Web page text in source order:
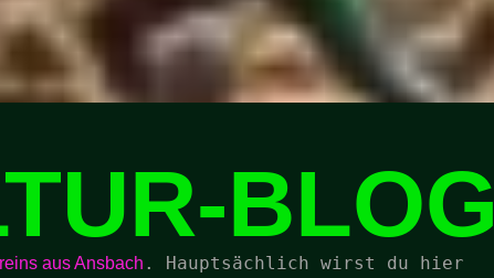
BLOG
aus Ansbach . Hauptsächlich wirst du hier